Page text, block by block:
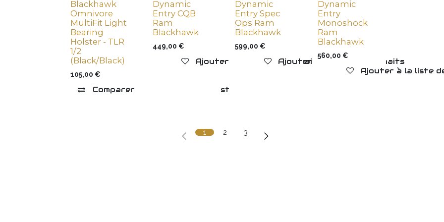
Blackhawk
Omnivore
MultiFit Light
Bearing
Holster - TLR
1/2
(Black/Black)
105,00 €
Comparer Ajouter à la liste de souhaits
Dynamic
Entry CQB
Ram
Blackhawk
449,00 €
Ajouter à la liste de souhaits
Dynamic
Entry Spec
Ops Ram
Blackhawk
599,00 €
Ajouter à la liste de souhaits
Aucune Vente en ligne
Dynamic
Entry
Monoshock
Ram
Blackhawk
560,00 €
Ajouter à la liste
1 2 3